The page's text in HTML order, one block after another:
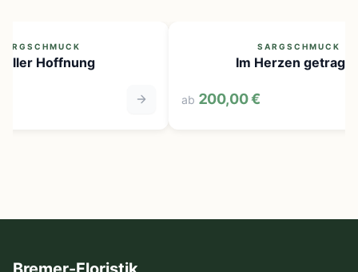
Hoffnung
SARGSCHMUCK
Im Herzen getragen
ab 200,00 €